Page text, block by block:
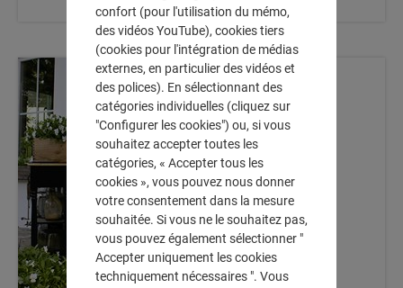
confort (pour l'utilisation du mémo,
des vidéos YouTube), cookies tiers
(cookies pour l'intégration de médias
externes, en particulier des vidéos et
des polices). En sélectionnant des
catégories individuelles (cliquez sur
"Configurer les cookies") ou, si vous
souhaitez accepter toutes les
catégories, « Accepter tous les
cookies », vous pouvez nous donner
votre consentement dans la mesure
souhaitée. Si vous ne le souhaitez pas,
vous pouvez également sélectionner "
Accepter uniquement les cookies
techniquement nécessaires ". Vous